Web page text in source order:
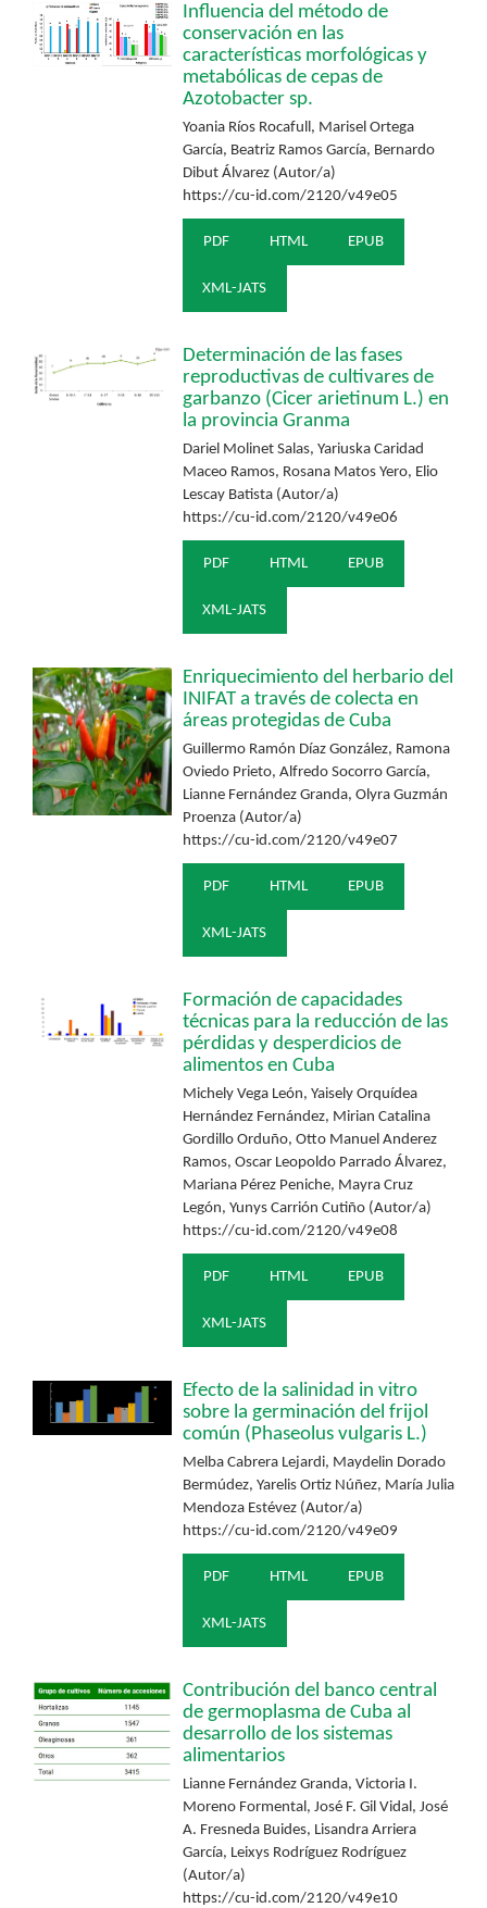
Influencia del método de
conservación en las
características morfológicas y
metabólicas de cepas de
Azotobacter sp.
Yoania Ríos Rocafull, Marisel Ortega
García, Beatriz Ramos García, Bernardo
Dibut Álvarez (Autor/a)
https://cu-id.com/2120/v49e05
PDF HTML EPUB
XML-JATS
Determinación de las fases
reproductivas de cultivares de
garbanzo (Cicer arietinum L.) en
la provincia Granma
Dariel Molinet Salas, Yariuska Caridad
Maceo Ramos, Rosana Matos Yero, Elio
Lescay Batista (Autor/a)
https://cu-id.com/2120/v49e06
PDF HTML EPUB
XML-JATS
Enriquecimiento del herbario del
INIFAT a través de colecta en
áreas protegidas de Cuba
Guillermo Ramón Díaz González, Ramona
Oviedo Prieto, Alfredo Socorro García,
Lianne Fernández Granda, Olyra Guzmán
Proenza (Autor/a)
https://cu-id.com/2120/v49e07
PDF HTML EPUB
XML-JATS
Formación de capacidades
técnicas para la reducción de las
pérdidas y desperdicios de
alimentos en Cuba
Michely Vega León, Yaisely Orquídea
Hernández Fernández, Mirian Catalina
Gordillo Orduño, Otto Manuel Anderez
Ramos, Oscar Leopoldo Parrado Álvarez,
Mariana Pérez Peniche, Mayra Cruz
Legón, Yunys Carrión Cutiño (Autor/a)
https://cu-id.com/2120/v49e08
PDF HTML EPUB
XML-JATS
Efecto de la salinidad in vitro
sobre la germinación del frijol
común (Phaseolus vulgaris L.)
Melba Cabrera Lejardi, Maydelin Dorado
Bermúdez, Yarelis Ortiz Núñez, María Julia
Mendoza Estévez (Autor/a)
https://cu-id.com/2120/v49e09
PDF HTML EPUB
XML-JATS
Contribución del banco central
de germoplasma de Cuba al
desarrollo de los sistemas
alimentarios
Lianne Fernández Granda, Victoria I.
Moreno Formental, José F. Gil Vidal, José
A. Fresneda Buides, Lisandra Arriera
García, Leixys Rodríguez Rodríguez
(Autor/a)
https://cu-id.com/2120/v49e10